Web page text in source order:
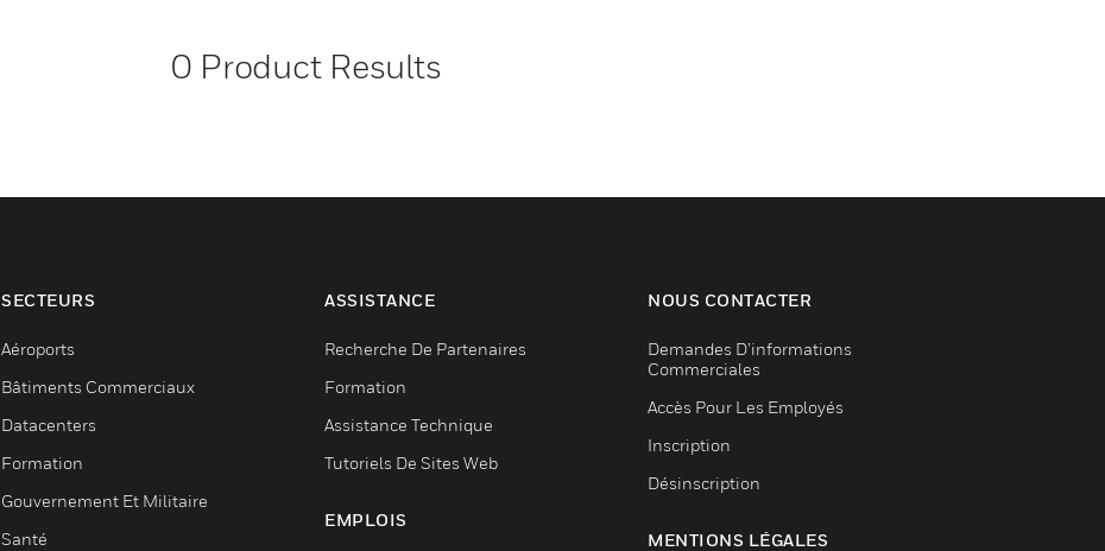
0 Product Results
SECTEURS
Aéroports
Bâtiments Commerciaux
Datacenters
Formation
Gouvernement Et Militaire
Santé
ASSISTANCE
Recherche De Partenaires
Formation
Assistance Technique
Tutoriels De Sites Web
EMPLOIS
NOUS CONTACTER
Demandes D’informations
Commerciales
Accès Pour Les Employés
Inscription
Désinscription
MENTIONS LÉGALES